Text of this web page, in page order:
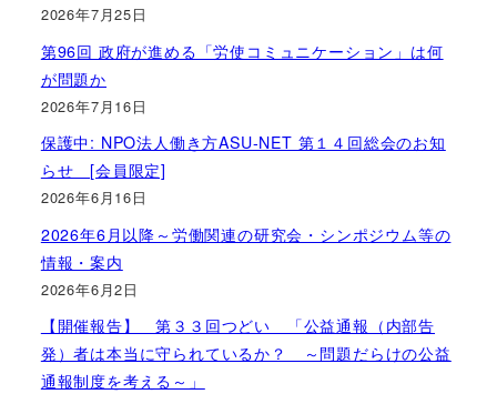
2026年7月25日
第96回 政府が進める「労使コミュニケーション」は何
が問題か
2026年7月16日
保護中: NPO法人働き方ASU-NET 第１４回総会のお知
らせ [会員限定]
2026年6月16日
2026年6月以降～労働関連の研究会・シンポジウム等の
情報・案内
2026年6月2日
【開催報告】 第３３回つどい 「公益通報（内部告
発）者は本当に守られているか？ ～問題だらけの公益
通報制度を考える～」